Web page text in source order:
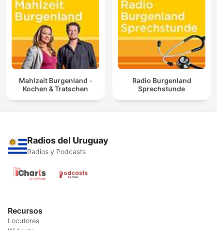
Mahlzeit Burgenland -
Kochen & Tratschen
Radio Burgenland
Sprechstunde
Radios del Uruguay
Radios y Podcasts
Recursos
Locutores